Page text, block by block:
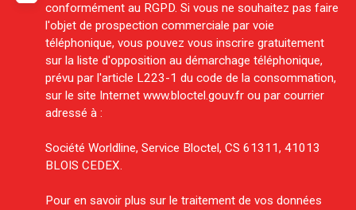
conformément au RGPD. Si vous ne souhaitez pas faire
l'objet de prospection commerciale par voie
téléphonique, vous pouvez vous inscrire gratuitement
sur la liste d'opposition au démarchage téléphonique,
prévu par l'article L223-1 du code de la consommation,
sur le site Internet www.bloctel.gouv.fr ou par courrier
adressé à :
Société Worldline, Service Bloctel, CS 61311, 41013
BLOIS CEDEX.
Pour en savoir plus sur le traitement de vos données